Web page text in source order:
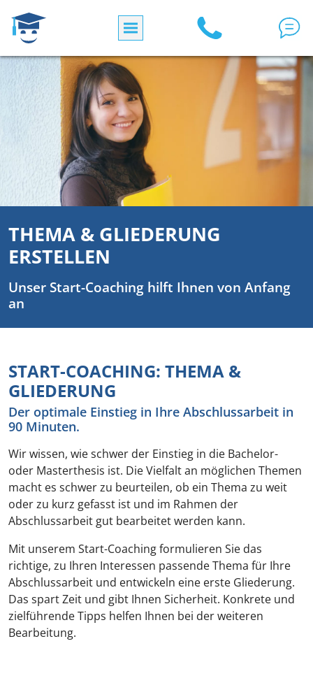
THEMA & GLIEDERUNG
ERSTELLEN
Unser Start-Coaching hilft Ihnen von Anfang
an
START-COACHING: THEMA &
GLIEDERUNG
Der optimale Einstieg in Ihre Abschlussarbeit in
90 Minuten.
Wir wissen, wie schwer der Einstieg in die Bachelor-
oder Masterthesis ist. Die Vielfalt an möglichen Themen
macht es schwer zu beurteilen, ob ein Thema zu weit
oder zu kurz gefasst ist und im Rahmen der
Abschlussarbeit gut bearbeitet werden kann.
Mit unserem Start-Coaching formulieren Sie das
richtige, zu Ihren Interessen passende Thema für Ihre
Abschlussarbeit und entwickeln eine erste Gliederung.
Das spart Zeit und gibt Ihnen Sicherheit. Konkrete und
zielführende Tipps helfen Ihnen bei der weiteren
Bearbeitung.